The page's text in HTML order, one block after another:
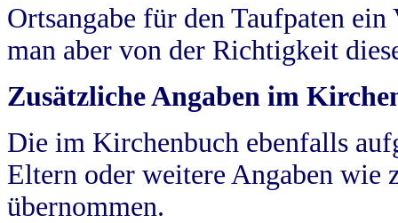
Ortsangabe für den Taufpaten
man aber von der Richtigkeit
Zusätzliche Angaben im
Die im Kirchenbuch ebenfalls
Eltern oder weitere Angaben wie
übernommen.